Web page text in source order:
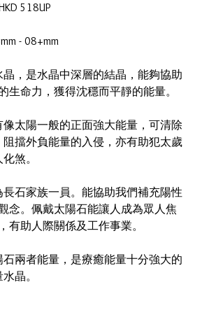
518UP
- 08+mm
，是水晶中深層的結晶，能夠協助
命力，獲得沈穩而平靜的能量。
太陽一般的正面強大能量，可清除
擋外負能量的入侵，亦有助犯太歲
煞。
石家族一員。能協助我們補充陽性
念。佩戴太陽石能讓人成為眾人焦
有助人際關係及工作事業。
兩者能量，是療癒能量十分強大的
晶。